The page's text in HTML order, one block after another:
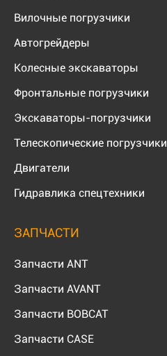
Вилочные погрузчики
Автогрейдеры
Колесные экскаваторы
Фронтальные погрузчики
Экскаваторы-погрузчики
Телескопические погрузчики
Двигатели
Гидравлика спецтехники
ЗАПЧАСТИ
Запчасти ANT
Запчасти AVANT
Запчасти BOBCAT
Запчасти CASE